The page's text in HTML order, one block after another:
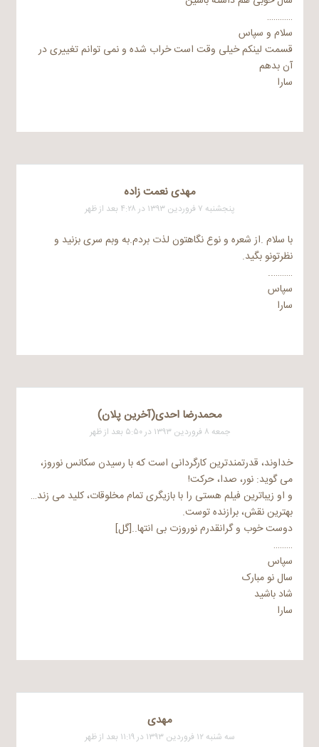
…………
سلام و سپاس
قسمت لینکم خیلی وقت است خراب شده و نمی توانم تغییری در
آن بدهم
سارا
مهدی نعمت زاده
پنجشنبه ۷ فروردین ۱۳۹۳ در ۴:۲۸ بعد از ظهر
با سلام .از شعره و نوع نگاهتون لذت بردم.به وبم سری بزنید و
نظرتونو بگید.
………..
سپاس
سارا
محمدرضا احدی(آخرین پلان)
جمعه ۸ فروردین ۱۳۹۳ در ۵:۵۰ بعد از ظهر
خداوند، قدرتمندترین کارگردانی است که با رسیدن سکانس نوروز،
می گوید: نور، صدا، حرکت!
و او زیباترین فیلم هستی را با بازیگری تمام مخلوقات، کلید می زند…
بهترین نقش، برازنده توست.
دوست خوب و گرانقدرم نوروزت بی انتها..[گل]
………
سپاس
سال نو مبارک
شاد باشید
سارا
مهدی
سه شنبه ۱۲ فروردین ۱۳۹۳ در ۱۱:۱۹ بعد از ظهر